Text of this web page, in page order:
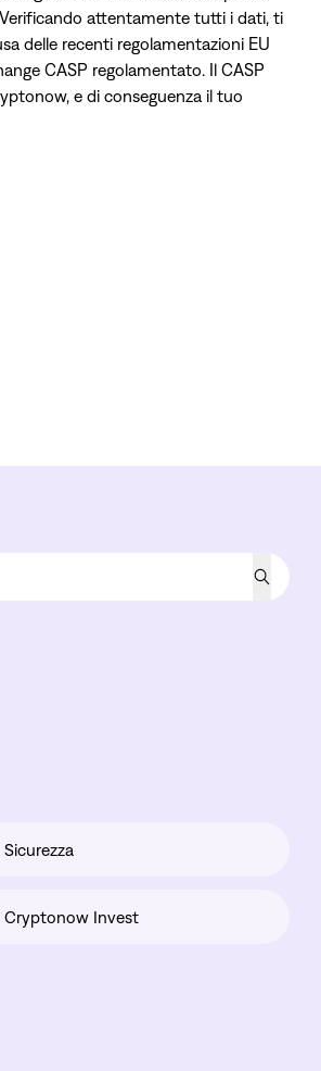
attentamente tutti i dati, ti
delle recenti regolamentazioni EU
CASP regolamentato. Il CASP
e di conseguenza il tuo
Sicurezza
Cryptonow Invest